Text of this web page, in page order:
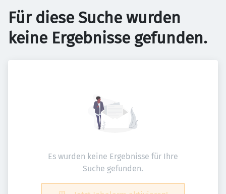
Für diese Suche wurden
keine Ergebnisse gefunden.
Es wurden keine Ergebnisse für Ihre
Suche gefunden.